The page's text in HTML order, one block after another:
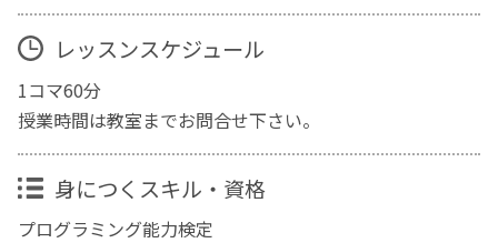
レッスンスケジュール
1コマ60分
授業時間は教室までお問合せ下さい。
身につくスキル・資格
プログラミング能力検定